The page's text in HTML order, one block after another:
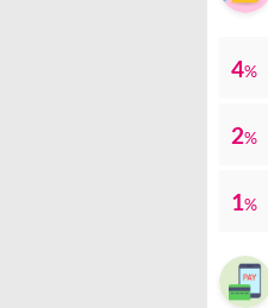
4%
2%
1%